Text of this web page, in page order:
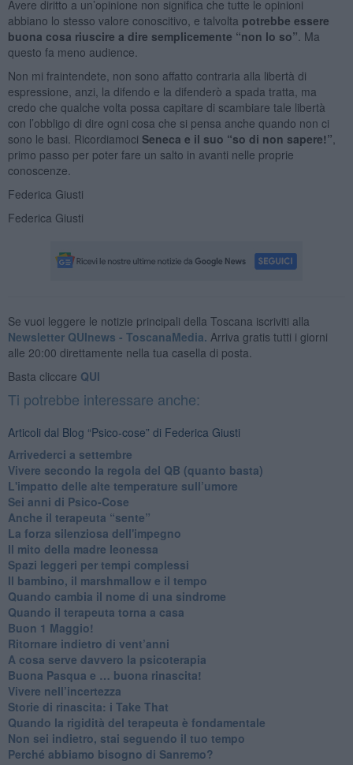
Avere diritto a un’opinione non significa che tutte le opinioni
abbiano lo stesso valore conoscitivo, e talvolta potrebbe essere
buona cosa riuscire a dire semplicemente “non lo so” . Ma
questo fa meno audience.
Non mi fraintendete, non sono affatto contraria alla libertà di
espressione, anzi, la difendo e la difenderò a spada tratta, ma
credo che qualche volta possa capitare di scambiare tale libertà
con l’obbligo di dire ogni cosa che si pensa anche quando non ci
sono le basi. Ricordiamoci Seneca e il suo “so di non sapere!”
primo passo per poter fare un salto in avanti nelle proprie
conoscenze.
Federica Giusti
Federica Giusti
Se vuoi leggere le notizie principali della Toscana iscriviti alla
Newsletter QUInews - ToscanaMedia. Arriva gratis tutti i giorni
alle 20:00 direttamente nella tua casella di posta.
Basta cliccare QUI
Ti potrebbe interessare anche:
Articoli dal Blog “Psico-cose” di Federica Giusti
​Arrivederci a settembre
​Vivere secondo la regola del QB (quanto basta)
​L'impatto delle alte temperature sull’umore
Sei anni di Psico-Cose
​Anche il terapeuta “sente”
​La forza silenziosa dell'impegno
​Il mito della madre leonessa
Spazi leggeri per tempi complessi
Il bambino, il marshmallow e il tempo
​Quando cambia il nome di una sindrome
​Quando il terapeuta torna a casa
​Buon 1 Maggio!
Ritornare indietro di vent’anni
​A cosa serve davvero la psicoterapia
​Buona Pasqua e … buona rinascita!
​Vivere nell’incertezza
​Storie di rinascita: i Take That
​Quando la rigidità del terapeuta è fondamentale
​Non sei indietro, stai seguendo il tuo tempo
​Perché abbiamo bisogno di Sanremo?